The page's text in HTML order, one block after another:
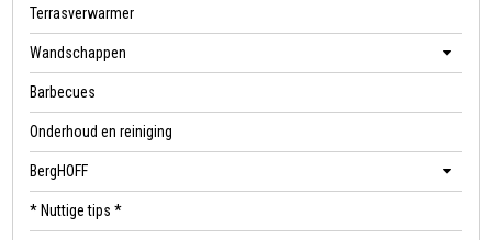
Terrasverwarmer
Wandschappen
Barbecues
Onderhoud en reiniging
BergHOFF
* Nuttige tips *